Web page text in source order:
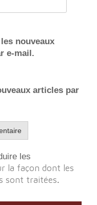
nouveaux
e-mail.
articles par
les
la façon dont les
sont traitées.